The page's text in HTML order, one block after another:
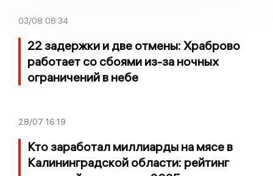
03/08 08:34
22 задержки и две отмены: Храброво
работает со сбоями из-за ночных
ограничений в небе
28/07 16:19
Кто заработал миллиарды на мясе в
Калининградской области: рейтинг